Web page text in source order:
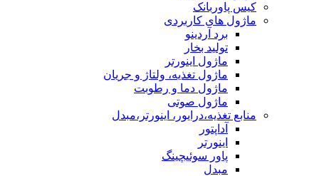
کیس پاوربانک
ماژول های کاربردی
برد آردینو
تولید بخار
ماژول اینورتر
ماژول تغذیه، ولتاژ و جریان
ماژول دما و رطوبت
ماژول صوتی
منابع تغذیه،درایور، اینورتر،مبدل
آداپتور
اینورتر
پاور سوئیچینگ
مبدل